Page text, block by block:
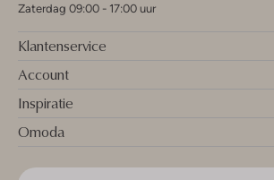
Zaterdag 09:00 - 17:00 uur
Klantenservice
Account
Inspiratie
Omoda